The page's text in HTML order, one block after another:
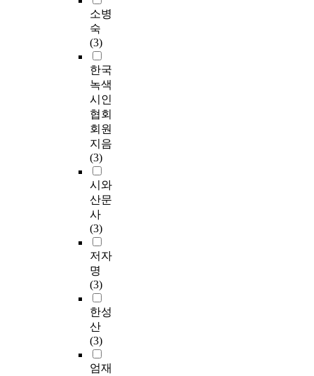
소병
숙
(3)
한국
녹색
시인
협회
회원
지음
(3)
시와
산문
사
(3)
저자
명
(3)
한성
산
(3)
엄재